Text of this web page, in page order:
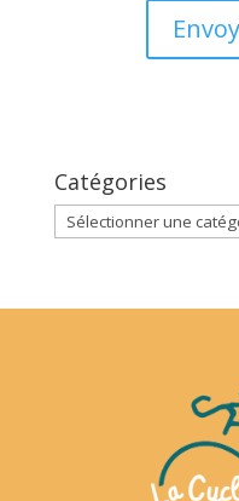
Catégories
Catégories